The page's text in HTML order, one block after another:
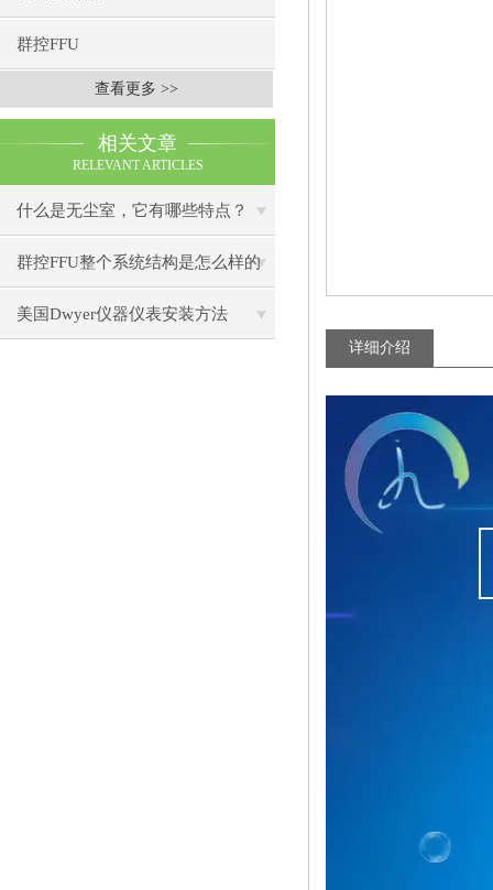
群控FFU
查看更多 >>
相关文章
RELEVANT ARTICLES
什么是无尘室，它有哪些特点？
群控FFU整个系统结构是怎么样的
呢？
美国Dwyer仪器仪表安装方法
详细介绍